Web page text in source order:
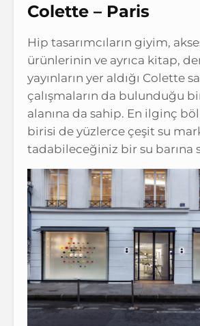
Colette – Paris
Hip tasarımcıların giyim,
ürünlerinin ve ayrıca kitap,
yayınların yer aldığı Colette
çalışmaların da bulunduğu
alanına da sahip. En ilginç
birisi de yüzlerce çeşit su
tadabileceğiniz bir su barına